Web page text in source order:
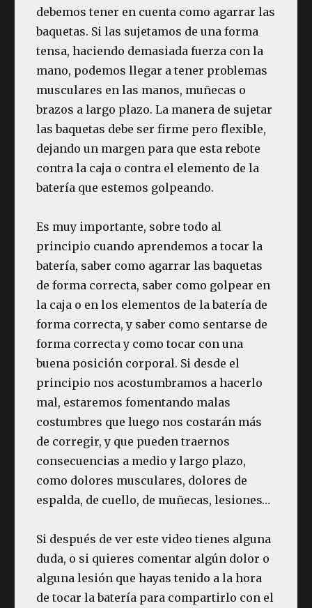
debemos tener en cuenta como agarrar las
baquetas. Si las sujetamos de una forma
tensa, haciendo demasiada fuerza con la
mano, podemos llegar a tener problemas
musculares en las manos, muñecas o
brazos a largo plazo. La manera de sujetar
las baquetas debe ser firme pero flexible,
dejando un margen para que esta rebote
contra la caja o contra el elemento de la
batería que estemos golpeando.
Es muy importante, sobre todo al
principio cuando aprendemos a tocar la
batería, saber como agarrar las baquetas
de forma correcta, saber como golpear en
la caja o en los elementos de la batería de
forma correcta, y saber como sentarse de
forma correcta y como tocar con una
buena posición corporal. Si desde el
principio nos acostumbramos a hacerlo
mal, estaremos fomentando malas
costumbres que luego nos costarán más
de corregir, y que pueden traernos
consecuencias a medio y largo plazo,
como dolores musculares, dolores de
espalda, de cuello, de muñecas, lesiones…
Si después de ver este video tienes alguna
duda, o si quieres comentar algún dolor o
alguna lesión que hayas tenido a la hora
de tocar la batería para compartirlo con el